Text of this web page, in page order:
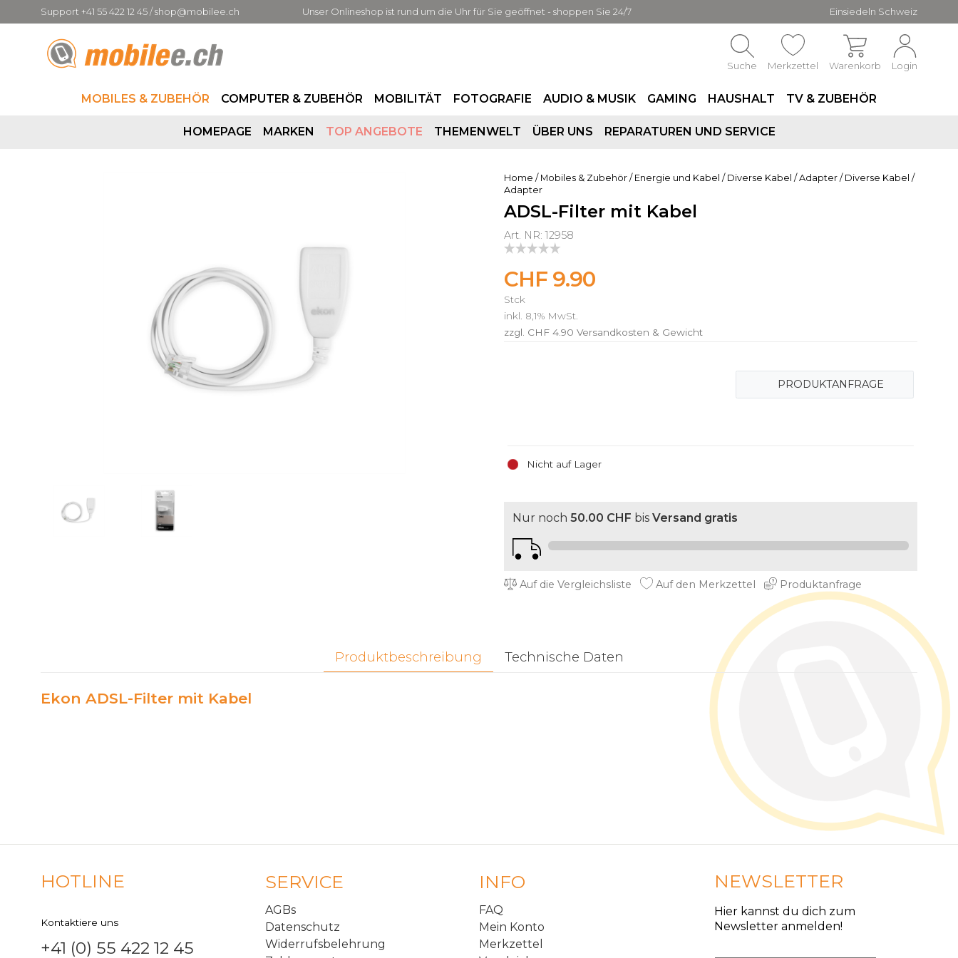
Support +41 55 422 12 45 / shop@mobilee.ch Unser Onlineshop ist rund um die Uhr für Sie geöffnet - shoppen Sie 24/7 Einsiedeln Schweiz
Suche Merkzettel Warenkorb Login
MOBILES & ZUBEHÖR COMPUTER & ZUBEHÖR MOBILITÄT FOTOGRAFIE AUDIO & MUSIK GAMING HAUSHALT TV & ZUBEHÖR
HOMEPAGE MARKEN TOP ANGEBOTE THEMENWELT ÜBER UNS REPARATUREN UND SERVICE
Home / Mobiles & Zubehör / Energie und Kabel / Diverse Kabel / Adapter / Diverse Kabel /
Adapter
ADSL-Filter mit Kabel
Art. NR: 12958
CHF 9.90
Stck
inkl. 8,1% MwSt.
zzgl. CHF 4.90 Versandkosten & Gewicht
Nicht auf Lager
PRODUKTANFRAGE
Nur noch 50.00 CHF bis Versand gratis
Auf die Vergleichsliste Auf den Merkzettel Produktanfrage
Produktbeschreibung Technische Daten
Ekon ADSL-Filter mit Kabel
HOTLINE
Kontaktiere uns
+41 (0) 55 422 12 45
SERVICE
AGBs
Datenschutz
Widerrufsbelehrung
INFO
FAQ
Mein Konto
Merkzettel
NEWSLETTER
Hier kannst du dich zum
Newsletter anmelden!